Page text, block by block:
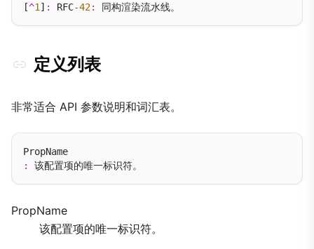
[^1 ] : RFC-42:
定义列表
非常适合 API 参数说明和词汇表。
:
PropName
该配置项的唯一标识符。